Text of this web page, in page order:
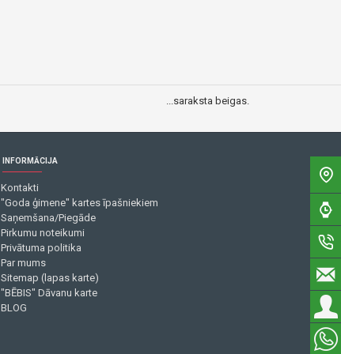
...saraksta beigas.
INFORMĀCIJA
Kontakti
"Goda ģimene" kartes īpašniekiem
Saņemšana/Piegāde
Pirkumu noteikumi
Privātuma politika
Par mums
Sitemap (lapas karte)
"BĒBIS" Dāvanu karte
BLOG